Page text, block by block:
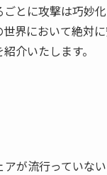
とに攻撃は巧妙
界において絶対
介いたします。
が流行っていな